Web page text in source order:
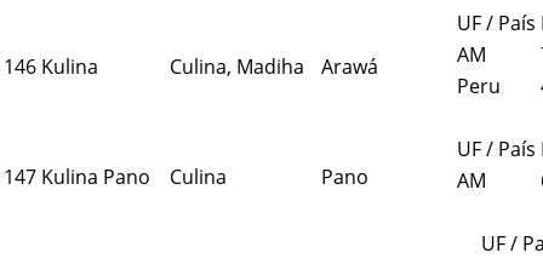
146 Kulina Culina, Madiha Arawá
UF / País
AM
Peru
147 Kulina Pano Culina Pano
UF / País
AM
UF /